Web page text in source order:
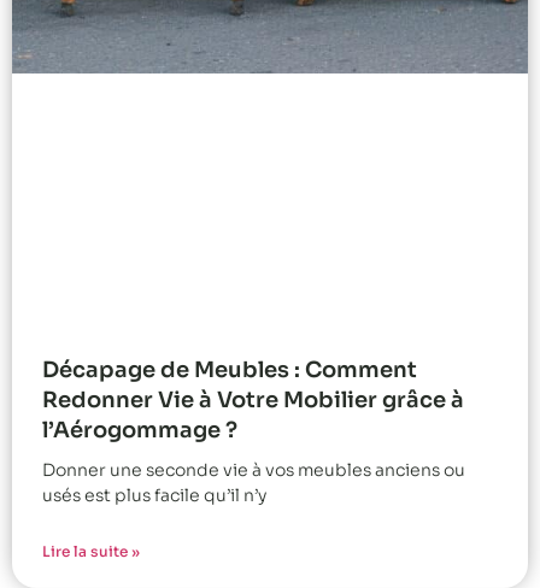
Décapage de Meubles : Comment
Redonner Vie à Votre Mobilier grâce à
l’Aérogommage ?
Donner une seconde vie à vos meubles anciens ou
usés est plus facile qu’il n’y
Lire la suite »